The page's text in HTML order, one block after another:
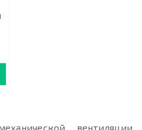
вентиляции